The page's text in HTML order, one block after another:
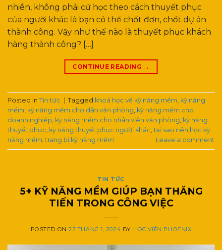
nhiên, không phải cứ học theo cách thuyết phục
của người khác là bạn có thể chốt đơn, chốt dự án
thành công. Vậy như thế nào là thuyết phục khách
hàng thành công? […]
CONTINUE READING →
Posted in Tin tức Tagged khoá học về kỹ năng mềm, kỹ năng
mềm, kỹ năng mềm cho dân văn phòng, kỹ năng mềm cho
doanh nghiệp, kỹ năng mềm cho nhân viên văn phòng, kỹ năng
thuyết phục, kỹ năng thuyết phục người khác,tại sao nên học kỹ
năng mềm,trang bị kỹ năng mềm Leave a comment
TIN TỨC
5+ KỸ NĂNG MỀM GIÚP BẠN THĂNG
TIẾN TRONG CÔNG VIỆC
POSTED ON23 THÁNG 1, 2024 BY HỌC VIỆN PHOENIX